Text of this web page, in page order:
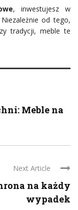
, inwestujesz w
od tego,
tradycji, meble te
Meble na
Next Article
na każdy
wypadek